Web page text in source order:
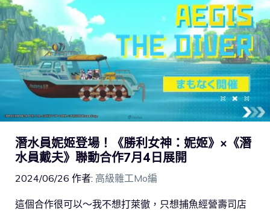
潛水員妮姬登場！《勝利女神：妮姬》×《潛
水員戴夫》聯動合作7月4日展開
2024/06/26 作者: 高級雜工Mo編
這個合作很可以～我不想打萊徹，只想捕魚經營壽司店